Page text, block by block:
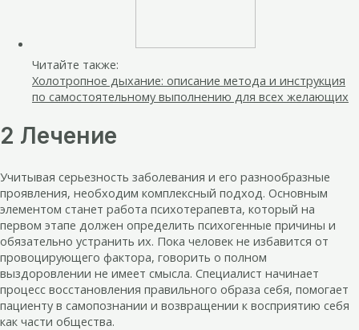
Читайте также:
Холотропное дыхание: описание метода и инструкция
по самостоятельному выполнению для всех желающих
2 Лечение
Учитывая серьезность заболевания и его разнообразные
проявления, необходим комплексный подход. Основным
элементом станет работа психотерапевта, который на
первом этапе должен определить психогенные причины и
обязательно устранить их. Пока человек не избавится от
провоцирующего фактора, говорить о полном
выздоровлении не имеет смысла. Специалист начинает
процесс восстановления правильного образа себя, помогает
пациенту в самопознании и возвращении к восприятию себя
как части общества.